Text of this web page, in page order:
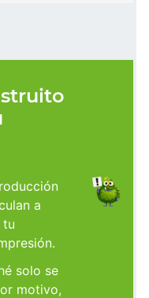
a
tu
solo se
motivo,